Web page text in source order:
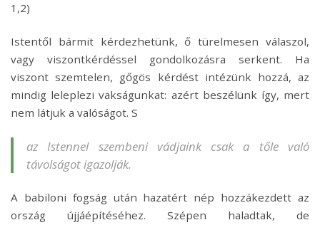
1,2)
Istentől bármit kérdezhetünk, ő türelmesen válaszol,
vagy viszontkérdéssel gondolkozásra serkent. Ha
viszont szemtelen, gőgös kérdést intézünk hozzá, az
mindig leleplezi vakságunkat: azért beszélünk így, mert
nem látjuk a valóságot. S
az Istennel szembeni vádjaink csak a tőle való
távolságot igazolják.
A babiloni fogság után hazatért nép hozzákezdett az
ország újjáépítéséhez. Szépen haladtak, de